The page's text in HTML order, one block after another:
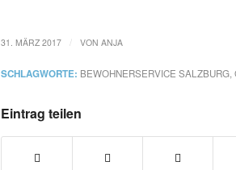
31. MÄRZ 2017 VON ANJA
SCHLAGWORTE: BEWOHNERSERVICE SALZBURG,
Eintrag teilen